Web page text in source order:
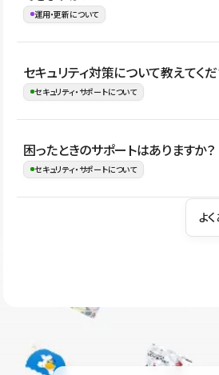
ージをご覧ください。
運用・更新について
はい。CMSやコンポーネントを活用して
ことで、デザインを崩しにくい状態で運
ながらレイアウトに影響を与えずに更新
す。
セキュリティ対策について教えてくだ
セキュリティ・サポートについて
Studioでは、公開サイトやサービスを安
の暗号化、データ保護、アクセス管理、
はSSL/TLSによる通信暗号化に対応して
困ったときのサポートはありますか？
セキュリティ・サポートについて
操作方法や機能については、ヘルプセン
ユーザー同士で質問・相談できるコミュ
よ